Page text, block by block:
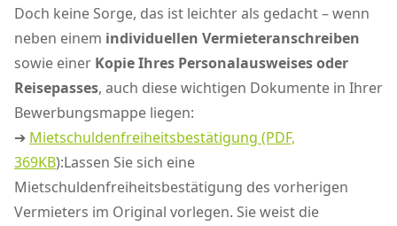
Doch keine Sorge, das ist leichter als gedacht – wenn
neben einem individuellen Vermieteranschreiben
sowie einer Kopie Ihres Personalausweises oder
Reisepasses, auch diese wichtigen Dokumente in Ihrer
Bewerbungsmappe liegen:
➔ Mietschuldenfreiheitsbestätigung (PDF,
369KB):Lassen Sie sich eine
Mietschuldenfreiheitsbestätigung des vorherigen
Vermieters im Original vorlegen. Sie weist die